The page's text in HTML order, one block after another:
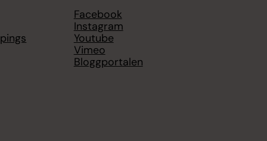
Facebook
Instagram
Youtube
Vimeo
Bloggportalen